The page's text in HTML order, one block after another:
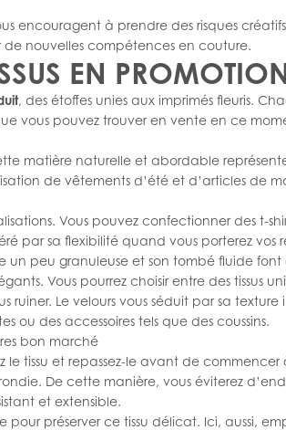
encouragent à prendre des risques
de nouvelles compétences en couture.
EN
, des étoffes unies aux imprimés fleuris.
vous pouvez trouver en vente en ce
matière naturelle et abordable
de vêtements d’été et d’articles de
Vous pouvez confectionner des t-
par sa flexibilité quand vous porterez vos
un peu granuleuse et son tombé fluide
Vous pourrez choisir entre des tissus
ruiner. Le velours vous séduit par sa
ou des accessoires tels que des coussins.
bon marché
tissu et repassez-le avant de
De cette manière, vous éviterez
et extensible.
préserver ce tissu délicat. Ici, aussi,